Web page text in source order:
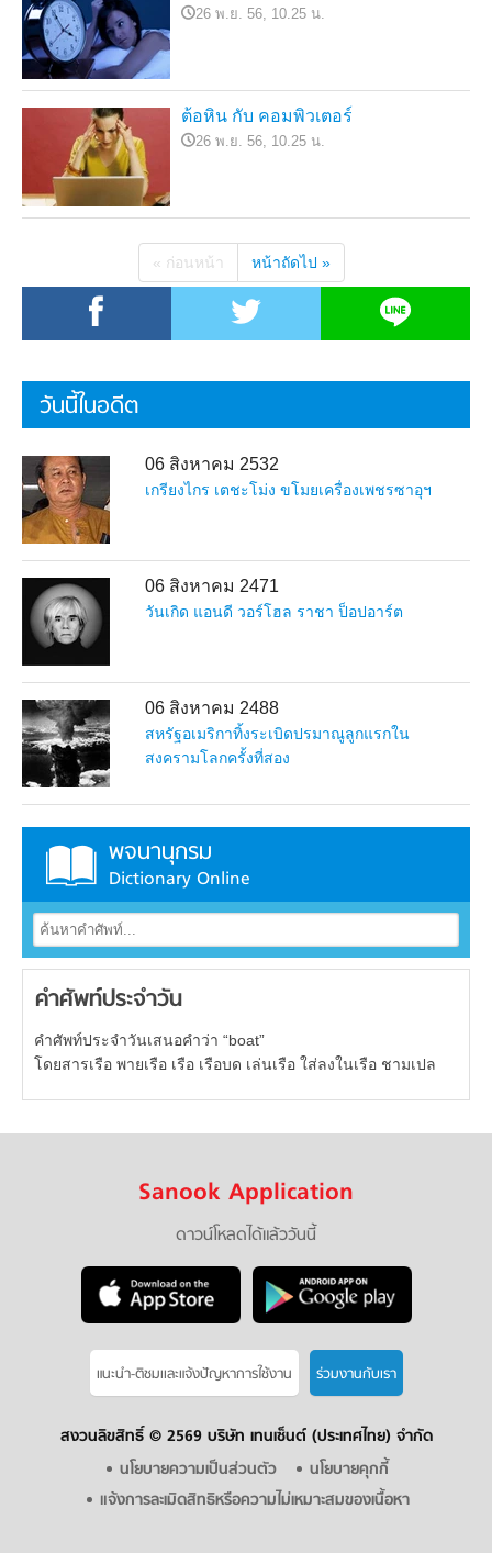
26 พ.ย. 56, 10.25 น.
ต้อหิน กับ คอมพิวเตอร์
26 พ.ย. 56, 10.25 น.
« ก่อนหน้า หน้าถัดไป »
วันนี้ในอดีต
06 สิงหาคม 2532
เกรียงไกร เตชะโม่ง ขโมยเครื่องเพชรซาอุฯ
06 สิงหาคม 2471
วันเกิด แอนดี วอร์โฮล ราชา ป็อปอาร์ต
06 สิงหาคม 2488
สหรัฐอเมริกาทิ้งระเบิดปรมาณูลูกแรกใน
สงครามโลกครั้งที่สอง
พจนานุกรม
Dictionary Online
คำศัพท์ประจำวัน
คำศัพท์ประจำวันเสนอคำว่า “boat”
โดยสารเรือ พายเรือ เรือ เรือบด เล่นเรือ ใส่ลงในเรือ ชามเปล
Sanook Application
ดาวน์โหลดได้แล้ววันนี้
แนะนำ-ติชมเเละแจ้งปัญหาการใช้งาน ร่วมงานกับเรา
สงวนลิขสิทธิ์ © 2569 บริษัท เทนเซ็นต์ (ประเทศไทย) จำกัด
นโยบายความเป็นส่วนตัว
นโยบายคุกกี้
แจ้งการละเมิดสิทธิหรือความไม่เหมาะสมของเนื้อหา